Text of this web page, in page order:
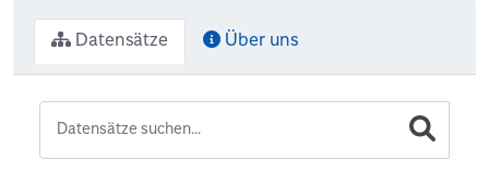
Datensätze Über uns